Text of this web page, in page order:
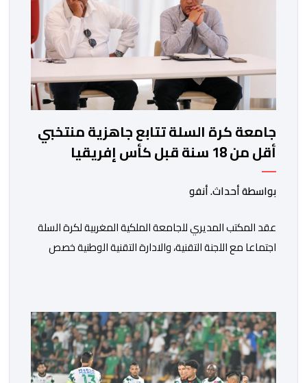
جامعة كرة السلة تتابع جاهزية منتخبي
أقل من 18 سنة قبل كأس إفريقيا
بواسطة أحداث. أنفو
عقد المكتب المديري للجامعة الملكية المغربية لكرة السلة
اجتماعا مع اللجنة التقنية، والادارة التقنية الوطنية خصص
الفترة الأخيرة. وشهد الاجتماع تقديم عرض مفصل حول
مشاركة المنتخبين الوطنيين لأقل من 18 سنة، إناثا وذكورا،
من طرف اللجنة التقنية التي واكبت كل […]